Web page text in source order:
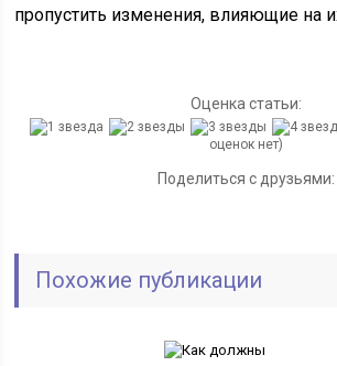
пропустить изменения, влияющие на
Оценка статьи:
оценок нет)
Поделиться с друзьями:
Похожие публикации